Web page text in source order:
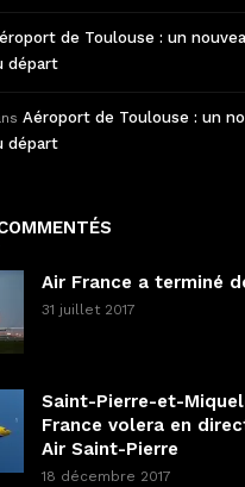
de Toulouse : un
départ
Aéroport de Toulouse : un
départ
Air France a terminé
31 juillet 2017
Saint-Pierre-et-
France volera en
Air Saint-Pierre
18 décembre 2017